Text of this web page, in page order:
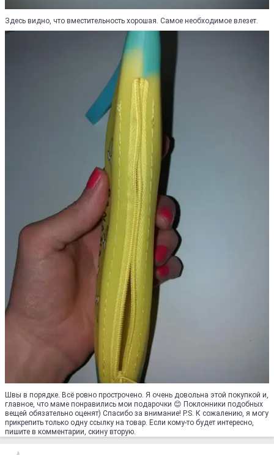
Здесь видно, что вместительность хорошая. Самое необходимое влезет.
Швы в порядке. Всё ровно прострочено. Я очень довольна этой покупкой и,
главное, что маме понравились мои подарочки 😊 Поклонники подобных
вещей обязательно оценят) Спасибо за внимание! P.S. К сожалению, я могу
прикрепить только одну ссылку на товар. Если кому-то будет интересно,
пишите в комментарии, скину вторую.